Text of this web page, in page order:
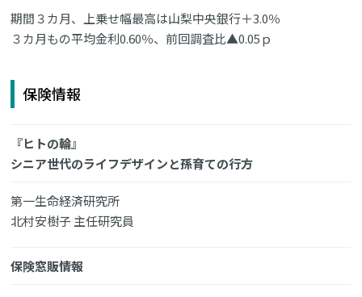
期間３カ月、上乗せ幅最高は山梨中央銀行＋3.0％
３カ月もの平均金利0.60％、前回調査比▲0.05ｐ
保険情報
『ヒトの輪』
シニア世代のライフデザインと孫育ての行方
第一生命経済研究所
北村安樹子 主任研究員
保険窓販情報